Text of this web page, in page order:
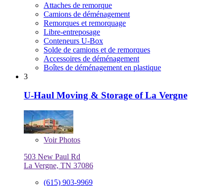
Attaches de remorque
Camions de déménagement
Remorques et remorquage
Libre-entreposage
Conteneurs U-Box
Solde de camions et de remorques
Accessoires de déménagement
Boîtes de déménagement en plastique
3
U-Haul Moving & Storage of La Vergne
VoirPhotos
503 New Paul Rd
La Vergne, TN 37086
(615) 903-9969